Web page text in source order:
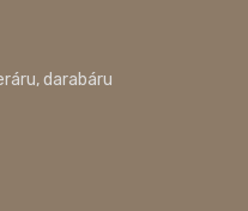
darabáru